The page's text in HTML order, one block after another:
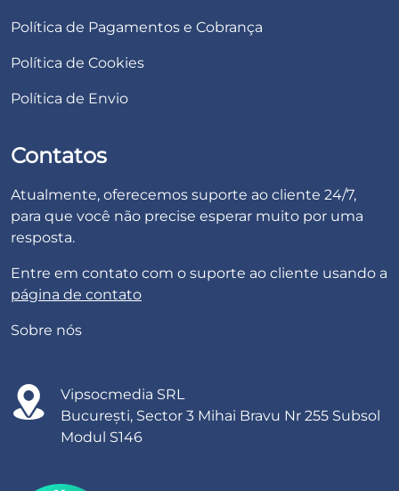
Política de Pagamentos e Cobrança
Política de Cookies
Política de Envio
Contatos
Atualmente, oferecemos suporte ao cliente 24/7,
para que você não precise esperar muito por uma
resposta.
Entre em contato com o suporte ao cliente usando a
página de contato
Sobre nós
Vipsocmedia SRL
București, Sector 3 Mihai Bravu Nr 255 Subsol
Modul S146